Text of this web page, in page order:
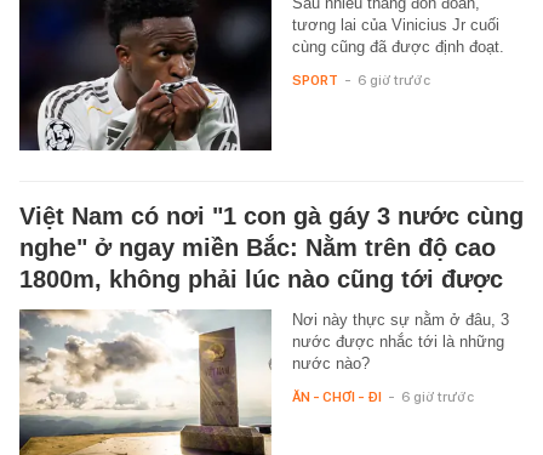
tương lai của Vinicius Jr cuối
cùng cũng đã được định đoạt.
SPORT - 6 giờ trước
Việt Nam có nơi "1 con gà gáy 3 nước cùng
nghe" ở ngay miền Bắc: Nằm trên độ cao
1800m, không phải lúc nào cũng tới được
Nơi này thực sự nằm ở đâu, 3
nước được nhắc tới là những
nước nào?
ĂN - CHƠI - ĐI - 6 giờ trước